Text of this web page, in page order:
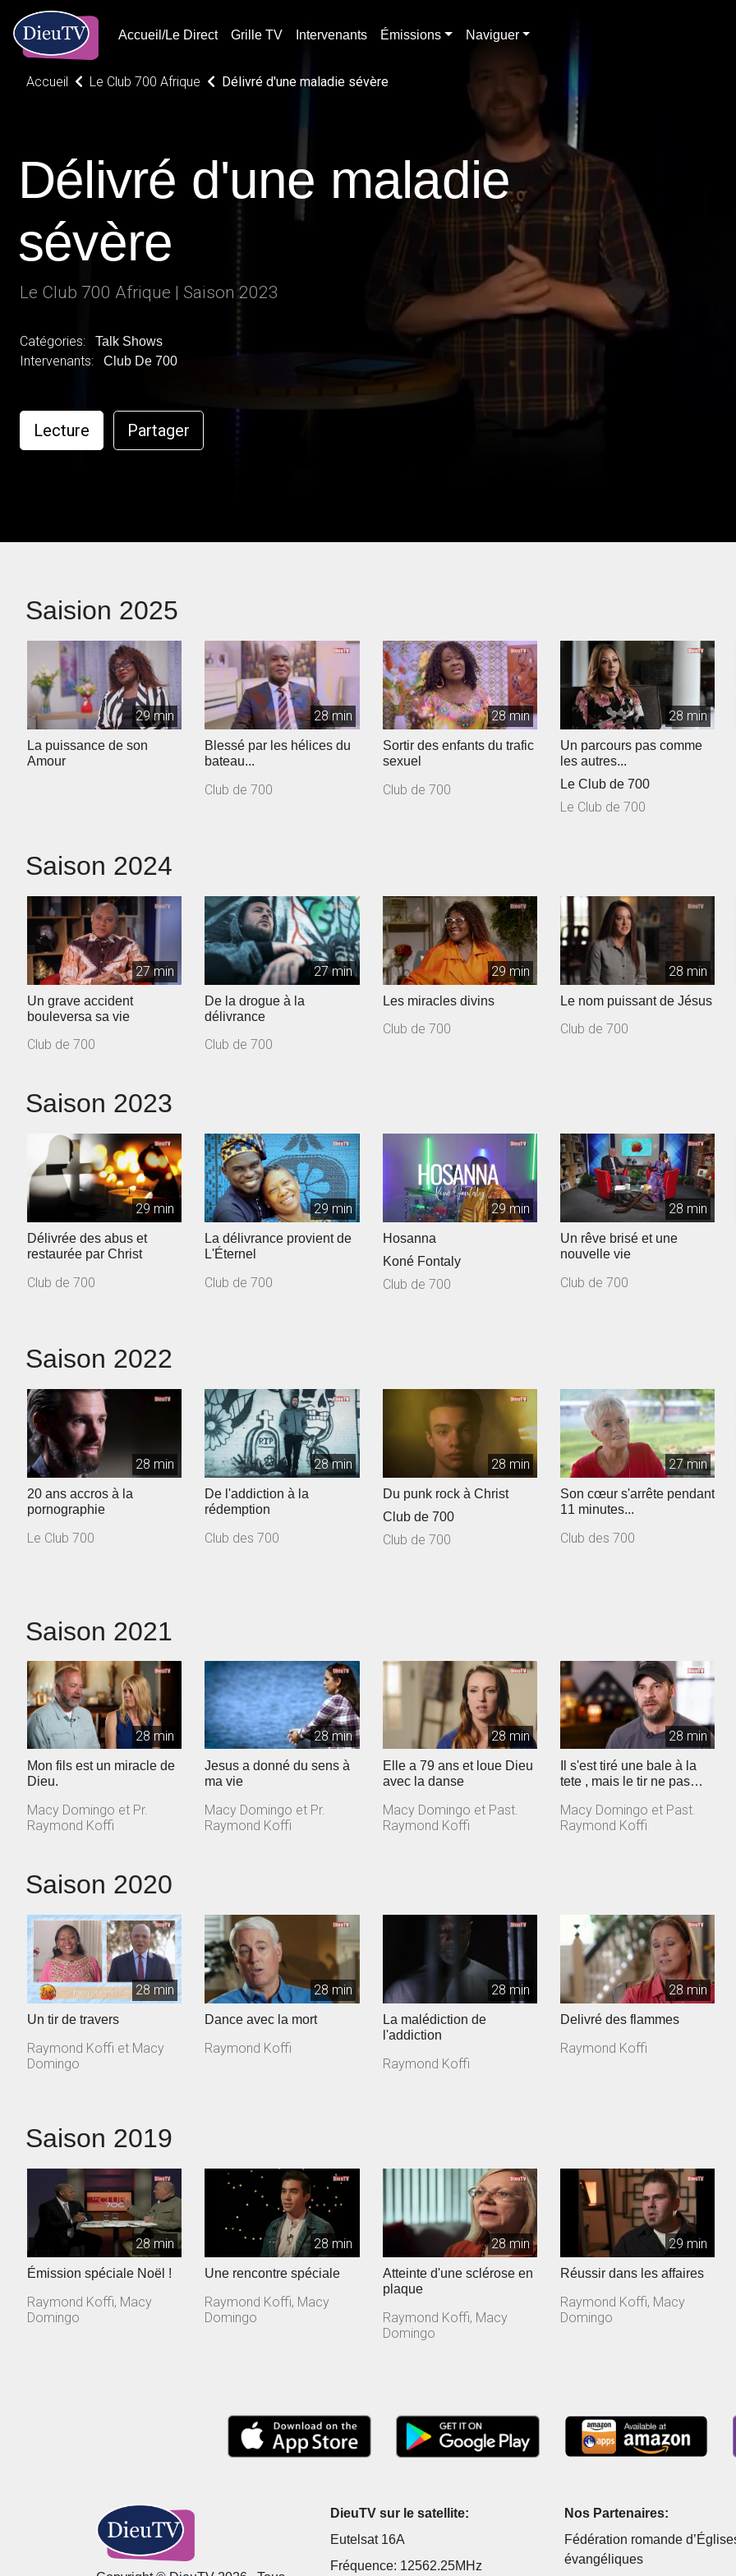
Accueil/Le Direct Grille TV Intervenants Émissions Naviguer
Accueil Le Club 700 Afrique Délivré d'une maladie sévère
Délivré d'une maladie
sévère
Le Club 700 Afrique | Saison 2023
Catégories: Talk Shows
Intervenants: Club De 700
Lecture Partager
Saision 2025
29 min
La puissance de son
Amour
28 min
Blessé par les hélices du
bateau...
Club de 700
28 min
Sortir des enfants du trafic
sexuel
Club de 700
28 min
Un parcours pas comme
les autres...
Le Club de 700
Le Club de 700
Saison 2024
27 min
Un grave accident
bouleversa sa vie
Club de 700
27 min
De la drogue à la
délivrance
Club de 700
29 min
Les miracles divins
Club de 700
28 min
Le nom puissant de Jésus
Club de 700
Saison 2023
29 min
Délivrée des abus et
restaurée par Christ
Club de 700
29 min
La délivrance provient de
L'Éternel
Club de 700
29 min
Hosanna
Koné Fontaly
Club de 700
28 min
Un rêve brisé et une
nouvelle vie
Club de 700
Saison 2022
28 min
20 ans accros à la
pornographie
Le Club 700
28 min
De l'addiction à la
rédemption
Club des 700
28 min
Du punk rock à Christ
Club de 700
Club de 700
27 min
Son cœur s'arrête pendant
11 minutes...
Club des 700
Saison 2021
28 min
Mon fils est un miracle de
Dieu.
Macy Domingo et Pr.
Raymond Koffi
28 min
Jesus a donné du sens à
ma vie
Macy Domingo et Pr.
Raymond Koffi
28 min
Elle a 79 ans et loue Dieu
avec la danse
Macy Domingo et Past.
Raymond Koffi
28 min
Il s'est tiré une bale à la
tete , mais le tir ne pas
Macy Domingo et Past.
Raymond Koffi
Saison 2020
28 min
Un tir de travers
Raymond Koffi et Macy
Domingo
28 min
Dance avec la mort
Raymond Koffi
28 min
La malédiction de
l'addiction
Raymond Koffi
28 min
Delivré des flammes
Raymond Koffi
Saison 2019
28 min
Émission spéciale Noël !
Raymond Koffi, Macy
Domingo
28 min
Une rencontre spéciale
Raymond Koffi, Macy
Domingo
28 min
Atteinte d'une sclérose en
plaque
Raymond Koffi, Macy
Domingo
29 min
Réussir dans les affaires
Raymond Koffi, Macy
Domingo
DieuTV sur le satellite:
Eutelsat 16A
Fréquence: 12562.25MHz
Nos Partenaires:
Fédération romande
évangéliques